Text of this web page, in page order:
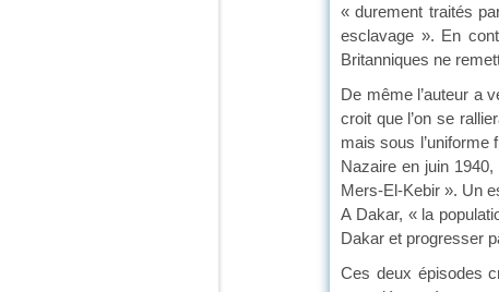
« durement traités
esclavage ». En
Britanniques ne
De même l’auteur a
croit que l’on se
mais sous
Nazaire en juin
Mers-El-Kebir ». Un
A Dakar, « la
Dakar et progresser
Ces deux épisodes